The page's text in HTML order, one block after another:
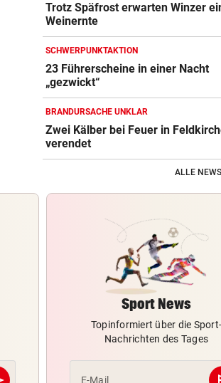
Trotz Späfrost erwarten Winzer
Weinernte
SCHWERPUNKTAKTION
23 Führerscheine in einer Nacht
„gezwickt“
BRANDURSACHE UNKLAR
Zwei Kälber bei Feuer in
verendet
ALLE
Sport News
Topinformiert über die Sport-
Nachrichten des Tages
E-Mail